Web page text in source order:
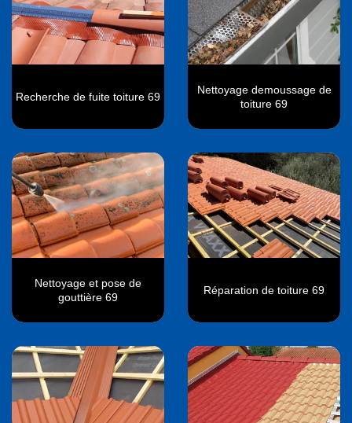
Recherche de fuite toiture 69
Nettoyage demoussage de
toiture 69
Nettoyage et pose de
gouttière 69
Réparation de toiture 69